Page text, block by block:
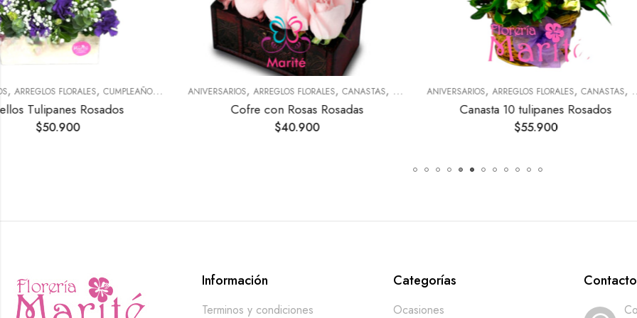
ANIVERSARIOS,ARREGLOS FLORALES, CANASTAS,NACIMIENTOS
Cofre con Rosas Rosadas
ANIVERSARIOS,ARREGLOS FLORALES, CANASTAS,CUMPLEAÑOS
Canasta 10 tulipanes Rosados
ANIVERSARIOS,ARREGLOS
Doble Amor
Información
Terminos y condiciones
Categorías
Ocasiones
Contacto